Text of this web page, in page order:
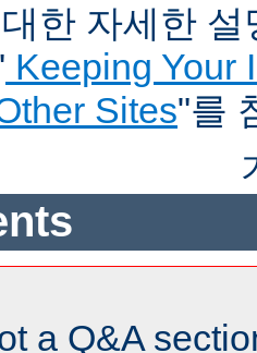
한 자세한
Keeping Your
Sites"를
a Q&A